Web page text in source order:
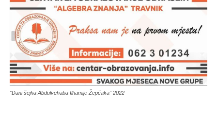
“Dani šejha Abdulvehaba Ilhamije Žepčaka” 2022